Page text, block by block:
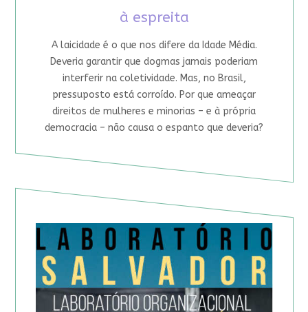
à espreita
A laicidade é o que nos difere da Idade Média.
Deveria garantir que dogmas jamais poderiam
interferir na coletividade. Mas, no Brasil,
pressuposto está corroído. Por que ameaçar
direitos de mulheres e minorias – e à própria
democracia – não causa o espanto que deveria?